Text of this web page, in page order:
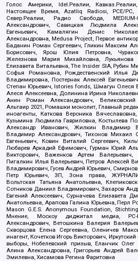
Голос Америки, Idel.Реалии,
Настоящее Время, Azatliq Radiosi, PCE/PC,
Север.Реалии, Радио Свобода,
Александрович, Савицкая Людмила
Евгеньевич, Камалягин Денис
Александровна, Medusa Project, Первое
Баданин Роман Сергеевич, Гликин Максим
Борисович, Ярош Юлия Петровна,
Железнова Мария Михайловна, Лукьянова
Елизавета Витальевна, The Insider SIA, Рубин
Софья Романовна, Рождественский Илья
Владимировна, Постернак Алексей
Степан Юрьевич, Istories fonds, Шмагун Олеся
Алеся Алексеевна, Долинина Ирина
Анин Роман Александрович,
Альтаир 2021, Ромашки монолит, Главный
иноагенты, Каткова Вероника
Кузьмина Людмила Гавриловна, Костылева
Александр Иванович, Жилкин Владимир
Владимир Александрович, Тихонов Михаил
Евгеньевич, Ковин Виталий Сергеевич,
Любарев Аркадий Ефимович, Гурман Юрий
Викторович, Важенков Артем
Пигалкин Илья Валерьевич, Петров Алексей
Владимирович, Гусев Андрей Юрьевич, Смирнов
Петр Юрьевич, ЗП, Зона права,
Вольтская Татьяна Анатольевна,
Сотников Даниил Владимирович, Захаров
Евгений Алексеевич, Сурначева Елизавета
Анатольевна, Арапова Галина Юрьевна, Перл
Mason G.E.S. Anonymous Foundation,
Мнение, Москоу диджитал медиа, РС-
Александрович, Ветошкина Валерия
Скворцова Елена Сергеевна, Оленичев
инагент, Кочетков Игорь Викторович,
выборы, Нобелевский призыв, Еланчик Олег
Алина Александровна, Григорьев Андрей
Эмилевна, Хисамова Регина Фаритовна